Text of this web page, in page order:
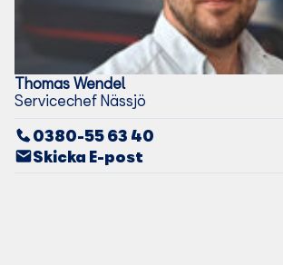
Thomas Wendel
Servicechef Nässjö
0380-55 63 40
Skicka E-post